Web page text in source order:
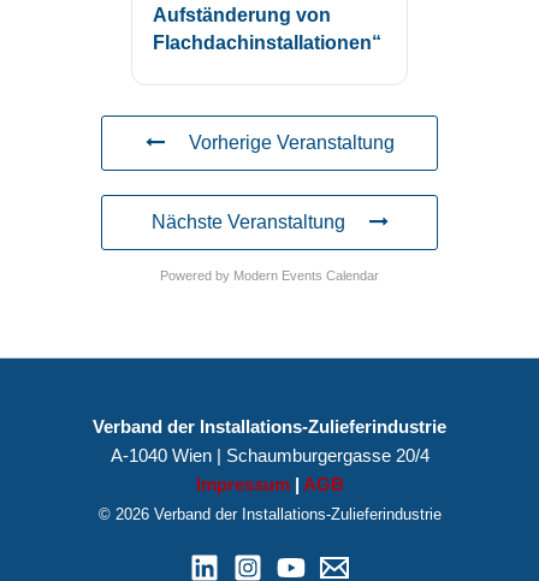
Aufständerung von
Flachdachinstallationen“
Vorherige Veranstaltung
Nächste Veranstaltung
Powered by Modern Events Calendar
Verband der Installations-Zulieferindustrie
A-1040 Wien | Schaumburgergasse 20/4
Impressum
AGB
© 2026 Verband der Installations-Zulieferindustrie